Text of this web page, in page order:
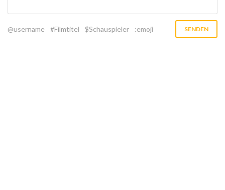
@username #Filmtitel $Schauspieler :emoji